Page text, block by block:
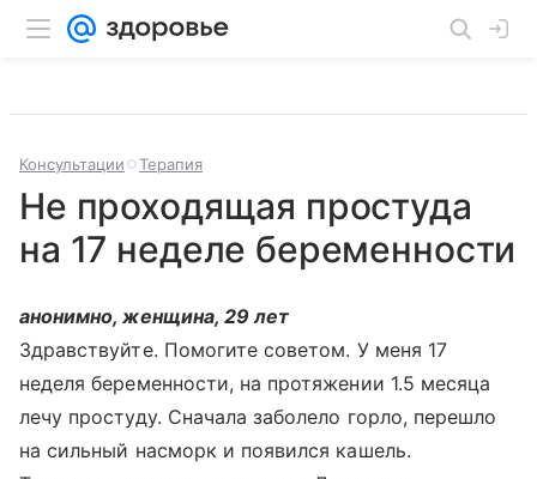
Консультации Терапия
Не проходящая простуда
на 17 неделе беременности
анонимно, женщина, 29 лет
Здравствуйте. Помогите советом. У меня 17
неделя беременности, на протяжении 1.5 месяца
лечу простуду. Сначала заболело горло, перешло
на сильный насморк и появился кашель.